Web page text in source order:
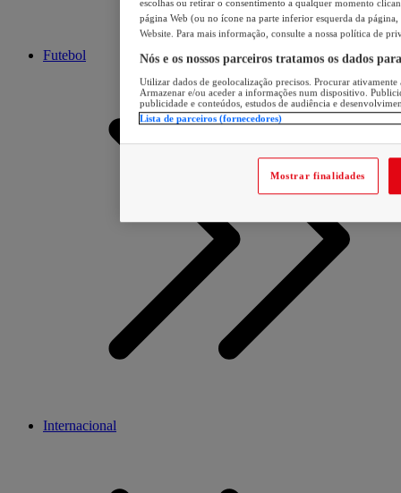
Futebol
Internacional
escolhas ou retirar o consentimento a qualquer momento
página Web (ou no ícone na parte inferior esquerda da página,
Website. Para mais informação, consulte a nossa política de
Nós e os nossos parceiros tratamos os dados
Utilizar dados de geolocalização precisos. Procurar
Armazenar e/ou aceder a informações num dispositivo.
publicidade e conteúdos, estudos de audiência e
Lista de parceiros (fornecedores)
Mostrar finalidades